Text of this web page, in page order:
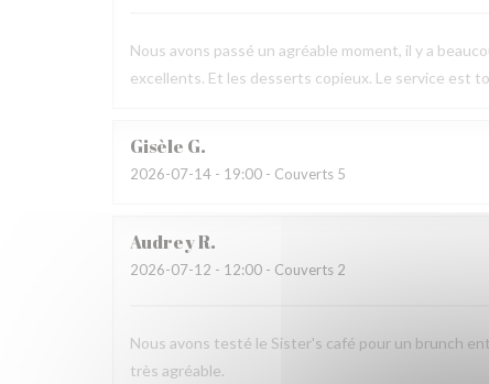
Nous avons passé un agréable moment, il y a
excellents. Et les desserts copieux. Le service est
Gisèle G
2026-07-14 - 19:00 - Couverts 5
AudreyR
2026-07-12 - 12:00 - Couverts 2
Nous avons testé le Sister's café pour un brunch
très agréable.